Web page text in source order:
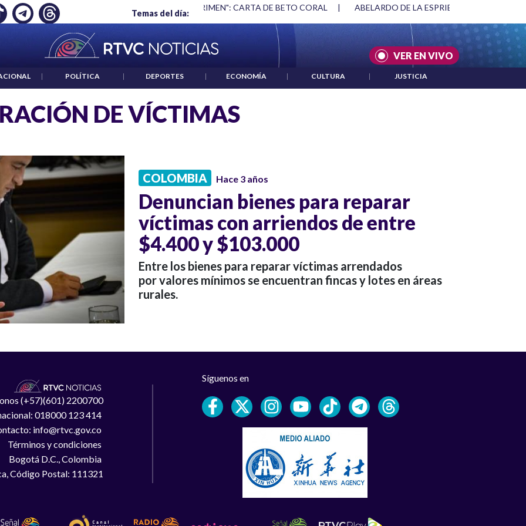
Temas del día:
EMPLEO: JP MORGAN "HABLAR NO ES UN CRIMEN": CARTA DE BETO CORAL | ABELARDO DE LA ESPRIELLA Y DMG
VER EN VIVO
| POLÍTICA | DEPORTES | ECONOMÍA | CULTURA | JUSTICIA
DE VÍCTIMAS
COLOMBIA Hace 3 años
Denuncian bienes para reparar
víctimas con arriendos de entre
$4.400 y $103.000
Entre los bienes para reparar víctimas arrendados
por valores mínimos se encuentran fincas y lotes en áreas
rurales.
(+57)(601) 2200700
018000 123 414
info@rtvc.gov.co
Términos y condiciones
Bogotá D.C., Colombia
Código Postal: 111321
Síguenos en